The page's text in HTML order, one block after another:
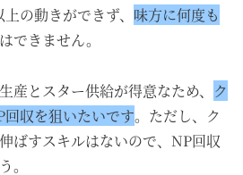
の動きができず、 味方に何度も
できません。
産とスター供給が得意なため、 ク
収を狙いたいです。ただし、ク
ばすスキルはないので、NP回収
。